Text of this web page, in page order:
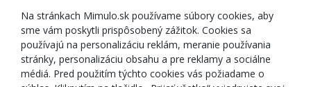
Zľavové kupóny
Blog
O predajcovi
Mimulo.sk
Na stránkach Mimulo.sk používame súbory cookies, aby
sme vám poskytli prispôsobený zážitok. Cookies sa
používajú na personalizáciu reklám, meranie používania
stránky, personalizáciu obsahu a pre reklamy a sociálne
médiá. Pred použitím týchto cookies vás požiadame o